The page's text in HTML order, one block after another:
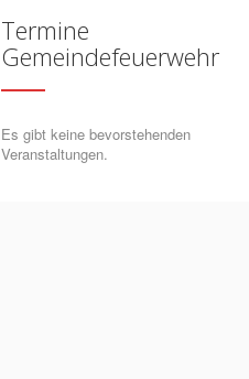
Termine
Gemeindefeuerwehr
Es gibt keine bevorstehenden
Veranstaltungen.